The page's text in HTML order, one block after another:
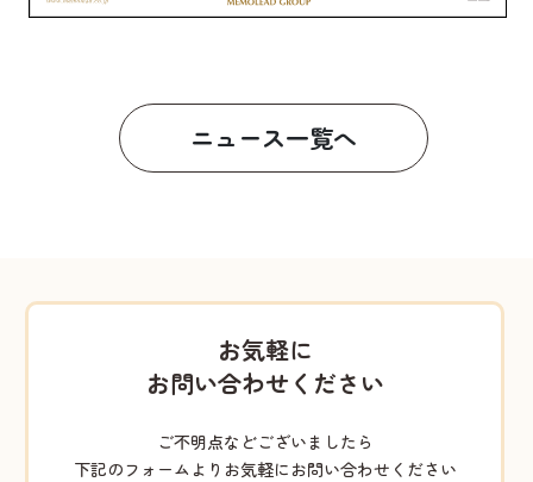
ニュース一覧へ
お気軽に
お問い合わせください
ご不明点などございましたら
下記のフォームよりお気軽にお問い合わせください